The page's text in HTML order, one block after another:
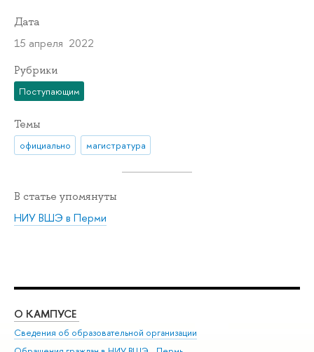
Дата
15 апреля 2022
Рубрики
Поступающим
Темы
официально магистратура
В статье упомянуты
НИУ ВШЭ в Перми
О КАМПУСЕ
Сведения об образовательной организации